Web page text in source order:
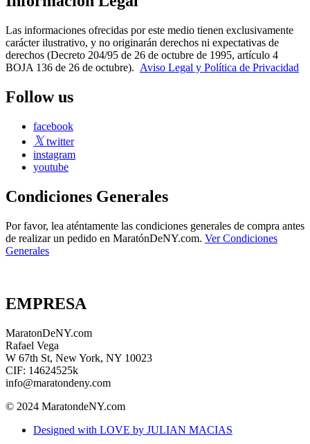
Las informaciones ofrecidas por este medio tienen exclusivamente
carácter ilustrativo, y no originarán derechos ni expectativas de
derechos (Decreto 204/95 de 26 de octubre de 1995, artículo 4
BOJA 136 de 26 de octubre). Aviso Legal y Política de Privacidad
Follow us
facebook
twitter
instagram
youtube
Condiciones Generales
Por favor, lea aténtamente las condiciones generales de compra antes
de realizar un pedido en MaratónDeNY.com. Ver Condiciones
Generales
EMPRESA
MaratonDeNY.com
Rafael Vega
W 67th St, New York, NY 10023
CIF: 14624525k
info@maratondeny.com
© 2024 MaratondeNY.com
Designed with LOVE by JULIAN MACIAS